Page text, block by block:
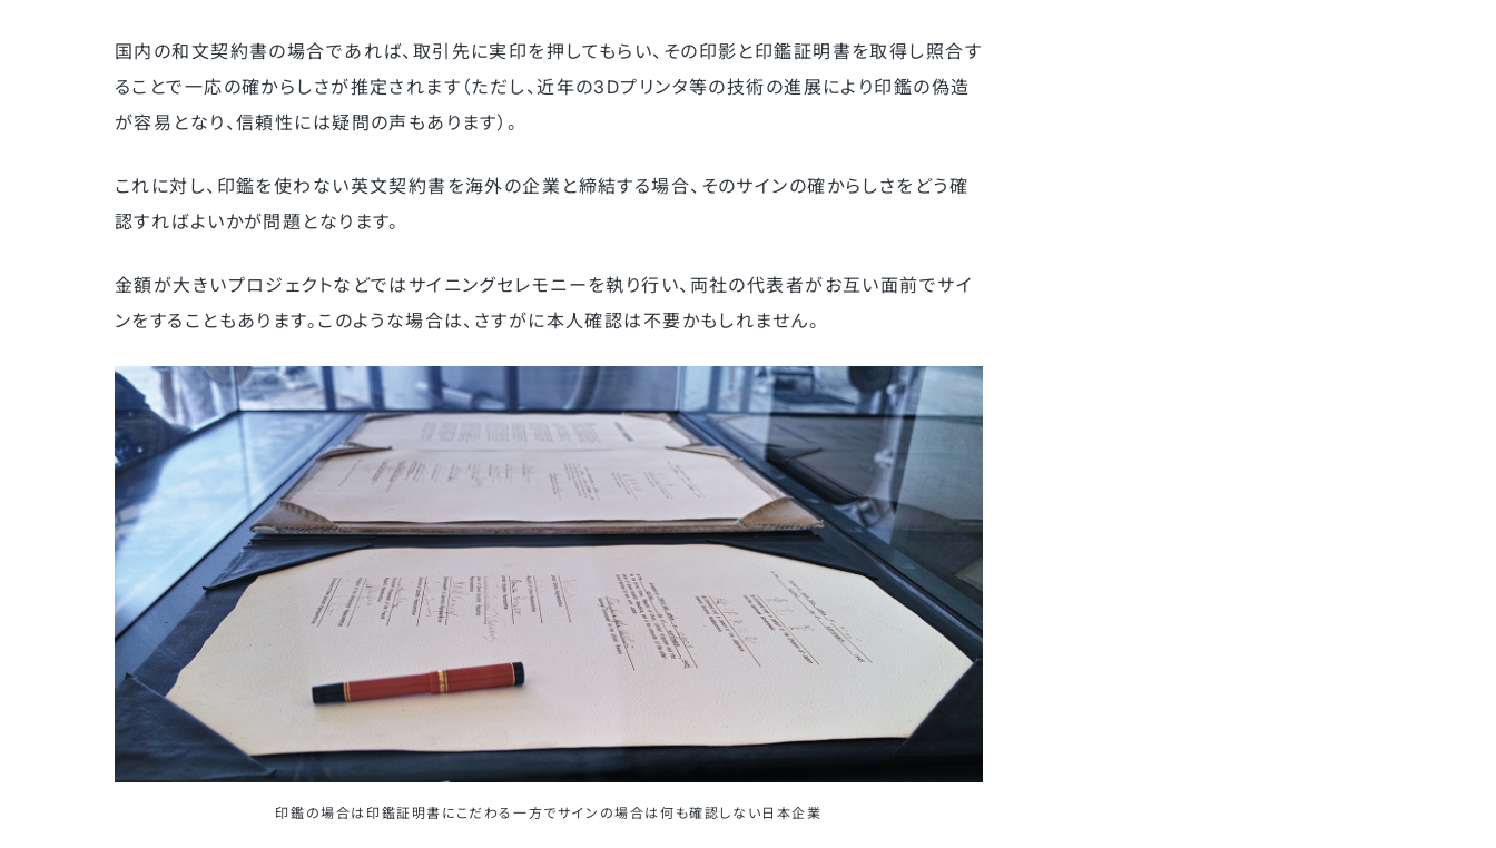
国内の和文契約書の場合であれば、取引先に実印を押してもらい、その印影と印鑑証明書を取得し照合す
ることで一応の確からしさが推定されます（ただし、近年の3Dプリンタ等の技術の進展により印鑑の偽造
が容易となり、信頼性には疑問の声もあります）。
これに対し、印鑑を使わない英文契約書を海外の企業と締結する場合、そのサインの確からしさをどう確
認すればよいかが問題となります。
金額が大きいプロジェクトなどではサイニングセレモニーを執り行い、両社の代表者がお互い面前でサイ
ンをすることもあります。このような場合は、さすがに本人確認は不要かもしれません。
印鑑の場合は印鑑証明書にこだわる一方でサインの場合は何も確認しない日本企業